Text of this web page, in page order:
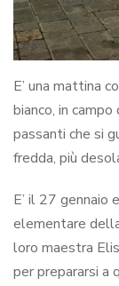
E’ una mattina
bianco, in
passanti che si
fredda, più
E’ il 27 gennaio
elementare
loro maestra
per prepararsi a